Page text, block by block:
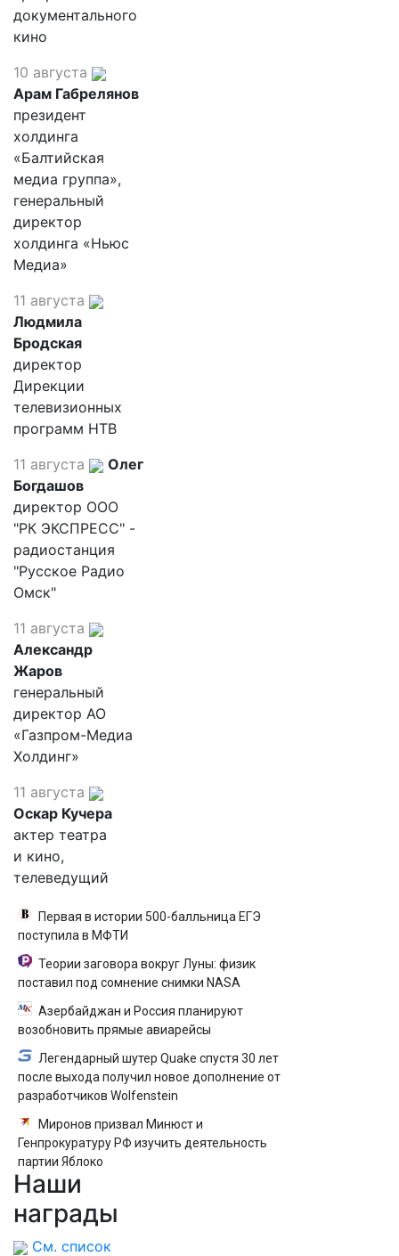
документального
кино
10 августа
Арам Габрелянов
президент
холдинга
«Балтийская
медиа группа»,
генеральный
директор
холдинга «Ньюс
Медиа»
11 августа
Людмила
Бродская
директор
Дирекции
телевизионных
программ НТВ
11 августа
Олег
Богдашов
директор ООО
"РК ЭКСПРЕСС" -
радиостанция
"Русское Радио
Омск"
11 августа
Александр
Жаров
генеральный
директор АО
«Газпром-Медиа
Холдинг»
11 августа
Оскар Кучера
актер театра
и кино,
телеведущий
Первая в истории 500-балльница ЕГЭ
поступила в МФТИ
Теории заговора вокруг Луны: физик
поставил под сомнение снимки NASA
Азербайджан и Россия планируют
возобновить прямые авиарейсы
Легендарный шутер Quake спустя 30 лет
после выхода получил новое дополнение от
разработчиков Wolfenstein
Миронов призвал Минюст и
Генпрокуратуру РФ изучить деятельность
партии Яблоко
Наши
награды
См. список